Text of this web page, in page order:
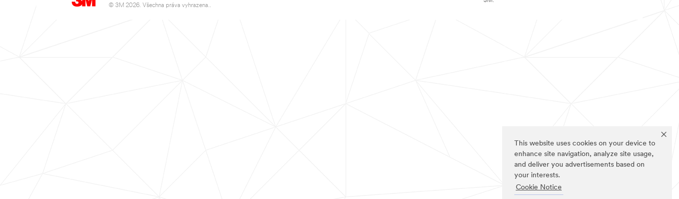
This website uses cookies on your device to
enhance site navigation, analyze site usage,
and deliver you advertisements based on
your interests.
Cookie Notice
© 3M 2026. Všechna práva vyhrazena..